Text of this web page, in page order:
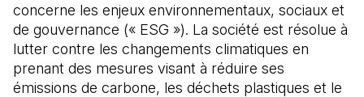
concerne les enjeux environnementaux, sociaux et
de gouvernance (« ESG »). La société est résolue à
lutter contre les changements climatiques en
prenant des mesures visant à réduire ses
émissions de carbone, les déchets plastiques et le